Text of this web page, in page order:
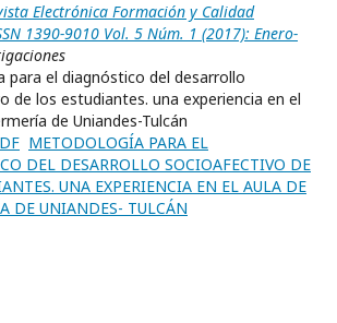
Electrónica Formación y Calidad
1390-9010 Vol. 5 Núm. 1 (2017): Enero-
para el diagnóstico del desarrollo
de los estudiantes. una experiencia en el
de Uniandes-Tulcán
METODOLOGÍA PARA EL
DEL DESARROLLO SOCIOAFECTIVO DE
UNA EXPERIENCIA EN EL AULA DE
DE UNIANDES- TULCÁN